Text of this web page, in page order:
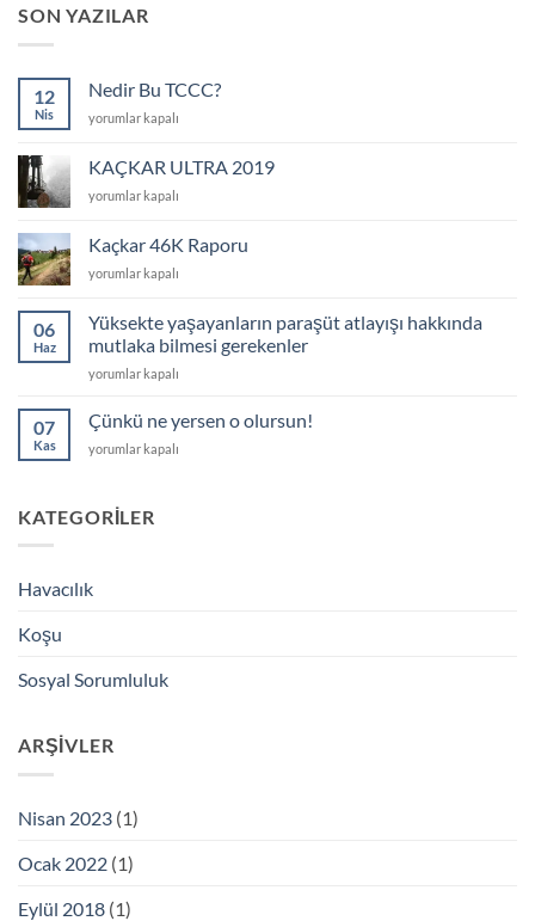
SON YAZILAR
12
Nis
Nedir Bu TCCC?
Nedir
için
yorumlar kapalı
KAÇKAR ULTRA 2019
KAÇKAR
için
yorumlar kapalı
Kaçkar 46K Raporu
Kaçkar
için
yorumlar kapalı
06
Haz
Yüksekte yaşayanların paraşüt atlayışı hakkında
mutlaka bilmesi gerekenler
Yüksekte
paraşüt
atlayışı
hakkında
gerekenler
yorumlar kapalı
07
Kas
Çünkü ne yersen o olursun!
Çünkü
olursun!
yorumlar kapalı
KATEGORILER
Havacılık
Koşu
Sosyal Sorumluluk
ARŞIVLER
Nisan 2023 (1)
Ocak 2022 (1)
Eylül 2018 (1)